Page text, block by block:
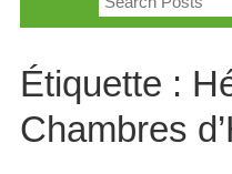
for:
Étiquette :
Chambres